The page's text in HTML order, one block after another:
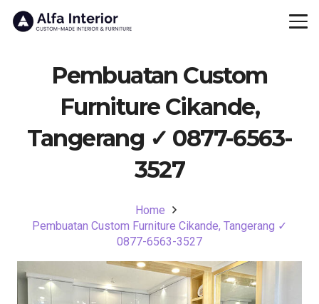
Pembuatan Custom
Furniture Cikande,
Tangerang ✓ 0877-6563-
3527
Home
Pembuatan Custom Furniture Cikande, Tangerang ✓
0877-6563-3527